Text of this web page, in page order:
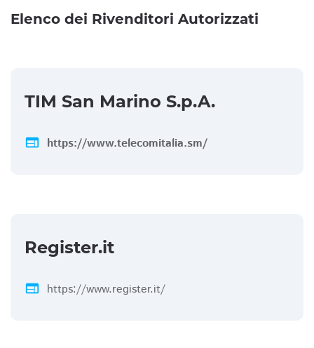
Elenco dei Rivenditori Autorizzati
TIM San Marino S.p.A.
web https://www.telecomitalia.sm/
Register.it
web https://www.register.it/